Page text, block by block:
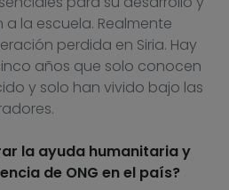
la escuela. Realmente
perdida en Siria. Hay
años que solo conocen
y solo han vivido bajo las
la ayuda humanitaria y
de ONG en el país?